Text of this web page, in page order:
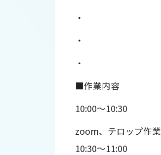
・
・
・
■作業内容
10:00～10:30
zoom、テロップ作業
10:30～11:00